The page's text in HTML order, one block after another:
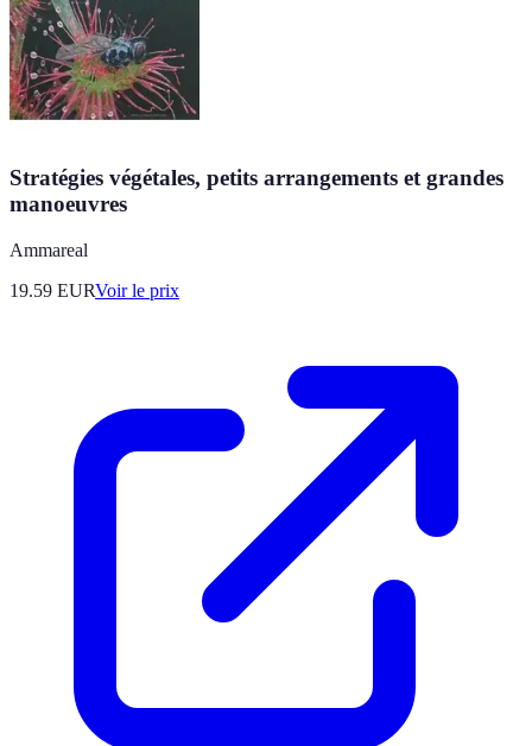
Stratégies végétales, petits arrangements et grandes
manoeuvres
Ammareal
19.59 EURVoir le prix